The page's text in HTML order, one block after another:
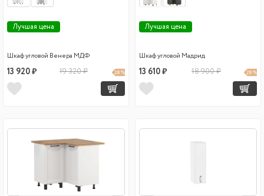
Лучшая цена
Шкаф угловой Венера МДФ
13 920 ₽ 19 320 ₽ 28 %
Лучшая цена
Шкаф угловой Мадрид
13 610 ₽ 18 900 ₽ 28 %